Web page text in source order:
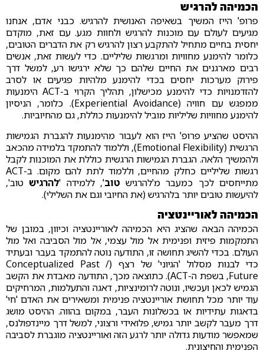
הכמיהה להרגיש
פרופ' הייז המשיך בשאיפה האנושית להרגיש. כבני אדם, אנחנו
מגיעים לעולם עם מוכנות להרגיש ולחוות מגע. עם זאת, מוקדם
יחסית בחיים מתחיל להתקבע רצון להרגיש רק את הדברים הטובים,
כלומר להימנע מחוויות ומרגשות שליליים. כדי לעשות זאת, אנשים
רבים מארגנים את החיים שלהם כך שלא ירגישו רע, למשל דרך
פירוק מערכות יחסים בכדי להימנע מלהיות פגיעים או לסרב
להזדמנויות כדי להימנע מכישלון, תהליך הקרוי ב-ACT הימנעות
ממפגש עם חוויה (Experiential Avoidance). כלומר, הניסיון
להימנע מחוויות שליליות מוביל להימנעות כוללת, גם מהחיוביות.
ההיסט שהציע פרופ' הייז הוא לעבור מהימנעות להגברת הגמישות
הרגשית (Emotional Flexibility), וללמוד להתמקד בלמידה מהכאב
ולהמשיך הלאה. הגברת הגמישות הרגשית כוללת את המוכנות לקבל
רגשות שליליים כחלק מהחיים, וללמוד לתת להם מקום. ב-ACT
מתייחסים לכך כמעבר מ'להרגיש טוב', ללמידה 'להרגיש טוב',
להיעשות טובים יותר בלהרגיש (את החיובי וגם את השלילי).
הכמיהה לאוריינטציה
הכמיהה הבאה שהציג היא הכמיהה לאוריינטציה וכיוון, במובן של
התמקמות פיזית ופנימית אל מול עצמי, אל מול הסביבה ואל מול
העולם. בכדי להשיג תחושה זו, התודעה נוטה להתמקד בעבר ובעתיד
כדי לבנות מסלול 'הגיוני' של רצף (Conceptualized Past /
Future, בשפת ה-ACT). כתוצאה מכך, התודעה מאבדת את הקשב
הגמיש לכאן ועכשיו, ונוטה לרומינציות, דאגה והתעלמות, המרחיקים
עוד יותר מכל תחושת אוריינטציה פנימית ומשאירים את האדם 'חי'
בדאגות עתידיות או בכשלונות העבר, במקום בהווה. ההיסט מושג
דרך מעבר לקשב יותר גמיש, פלואידי ורצוני, למשל דרך מיינדפולנס,
שמאפשר מודעות גדולה יותר לרגע הזה ואוריינטציה מוגברת לסביבה
הפנימית והחיצונית.